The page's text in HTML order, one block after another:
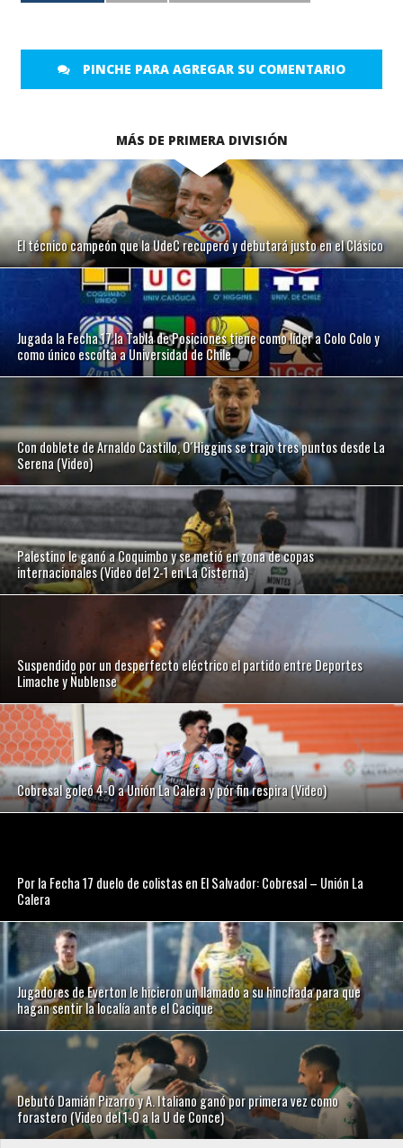
PINCHE PARA AGREGAR SU COMENTARIO
MÁS DE PRIMERA DIVISIÓN
El técnico campeón que la UdeC recuperó y debutará justo en el Clásico
Jugada la Fecha 17 la Tabla de Posiciones tiene como líder a Colo Colo y
como único escolta a Universidad de Chile
Con doblete de Arnaldo Castillo, O´Higgins se trajo tres puntos desde La
Serena (Video)
Palestino le ganó a Coquimbo y se metió en zona de copas
internacionales (Video del 2-1 en La Cisterna)
Suspendido por un desperfecto eléctrico el partido entre Deportes
Limache y Ñublense
Cobresal goleó 4-0 a Unión La Calera y pór fin respira (Video)
Por la Fecha 17 duelo de colistas en El Salvador: Cobresal – Unión La
Calera
Jugadores de Everton le hicieron un llamado a su hinchada para que
hagan sentir la localía ante el Cacique
Debutó Damián Pizarro y A. Italiano ganó por primera vez como
forastero (Video del 1-0 a la U de Conce)